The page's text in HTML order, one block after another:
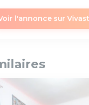
l'annonce sur